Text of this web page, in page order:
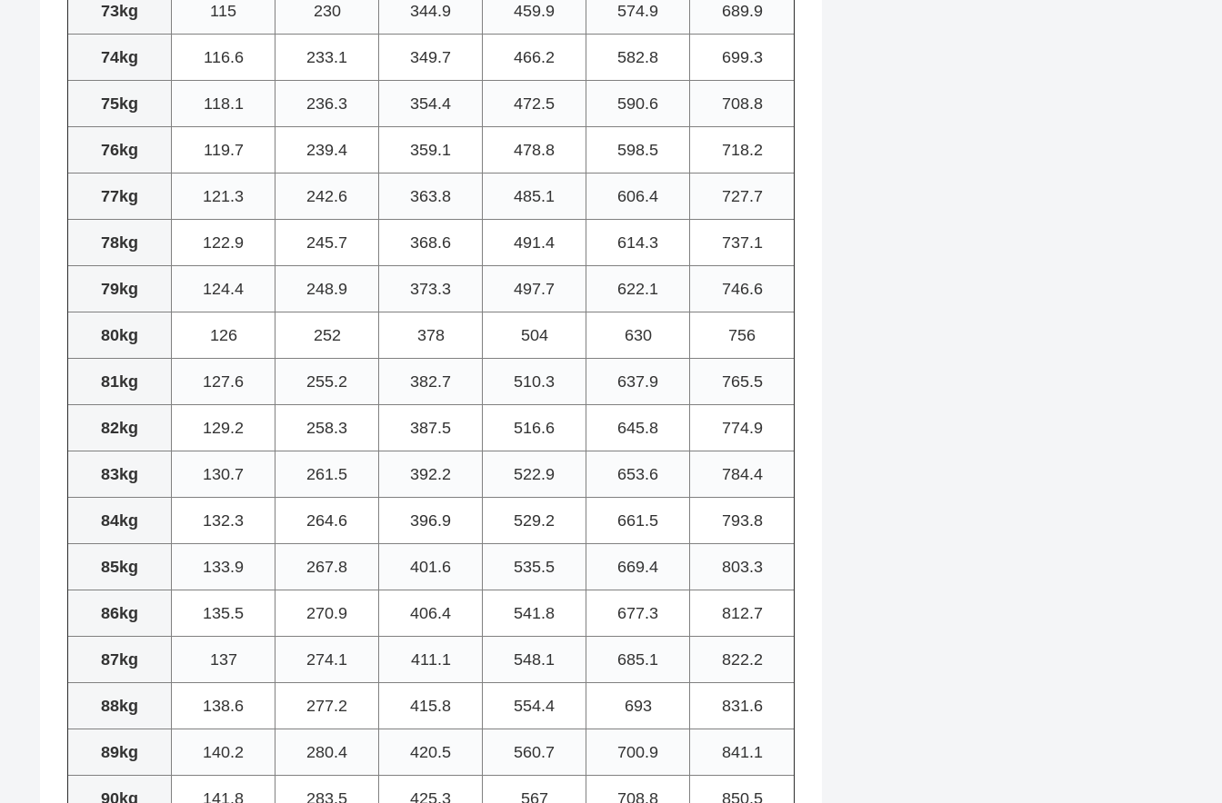
73kg 115 230 344.9 459.9 574.9 689.9
74kg 116.6 233.1 349.7 466.2 582.8 699.3
75kg 118.1 236.3 354.4 472.5 590.6 708.8
76kg 119.7 239.4 359.1 478.8 598.5 718.2
77kg 121.3 242.6 363.8 485.1 606.4 727.7
78kg 122.9 245.7 368.6 491.4 614.3 737.1
79kg 124.4 248.9 373.3 497.7 622.1 746.6
80kg 126 252 378 504 630 756
81kg 127.6 255.2 382.7 510.3 637.9 765.5
82kg 129.2 258.3 387.5 516.6 645.8 774.9
83kg 130.7 261.5 392.2 522.9 653.6 784.4
84kg 132.3 264.6 396.9 529.2 661.5 793.8
85kg 133.9 267.8 401.6 535.5 669.4 803.3
86kg 135.5 270.9 406.4 541.8 677.3 812.7
87kg 137 274.1 411.1 548.1 685.1 822.2
88kg 138.6 277.2 415.8 554.4 693 831.6
89kg 140.2 280.4 420.5 560.7 700.9 841.1
90kg 141.8 283.5 425.3 567 708.8 850.5